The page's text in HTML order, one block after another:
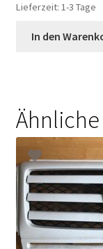
Lieferzeit: 1-3 Tage
In den